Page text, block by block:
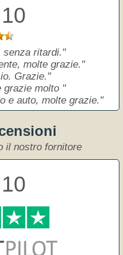
ritardi.
molte grazie.
Grazie.
grazie molto
e auto, molte grazie.
il nostro fornitore